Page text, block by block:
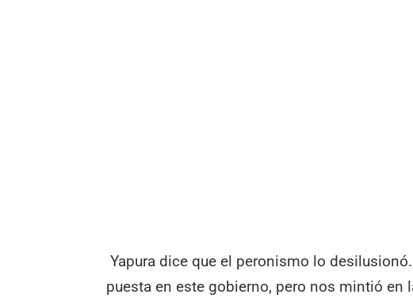
Yapura dice que el peronismo lo
puesta en este gobierno, pero nos mintió en